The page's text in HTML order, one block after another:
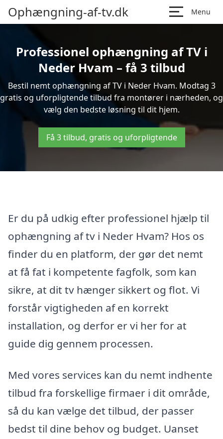
Ophængning-af-tv.dk Menu
Professionel ophængning af TV i
Neder Hvam – få 3 tilbud
Bestil nemt ophængning af TV i Neder Hvam. Modtag 3
gratis og uforpligtende tilbud fra montører i nærheden, og
vælg den bedste løsning til dit hjem.
Få 3 tilbud, gratis og uforpligtende
Er du på udkig efter professionel hjælp til
ophængning af tv i Neder Hvam? Hos os
finder du en platform, der gør det nemt
at få fat i kompetente fagfolk, som kan
sikre, at dit tv hænger sikkert og flot. Vi
forstår vigtigheden af en korrekt
installation, og derfor er vi her for at
guide dig gennem processen.
Med vores services kan du nemt indhente
tilbud fra forskellige firmaer i dit område,
så du kan vælge det tilbud, der passer
bedst til dine behov og budget. Uanset